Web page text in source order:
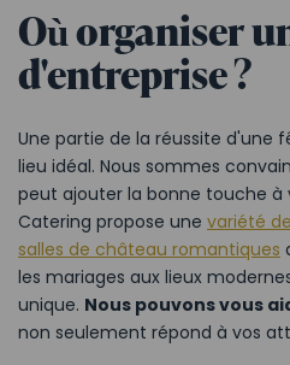
Où organiser
d'entreprise ?
Une partie de la réussite d'une
lieu idéal. Nous sommes
peut ajouter la bonne touche
Catering propose une variété
salles de château romantiques
les mariages aux lieux
unique. Nous pouvons vous
non seulement répond à vos